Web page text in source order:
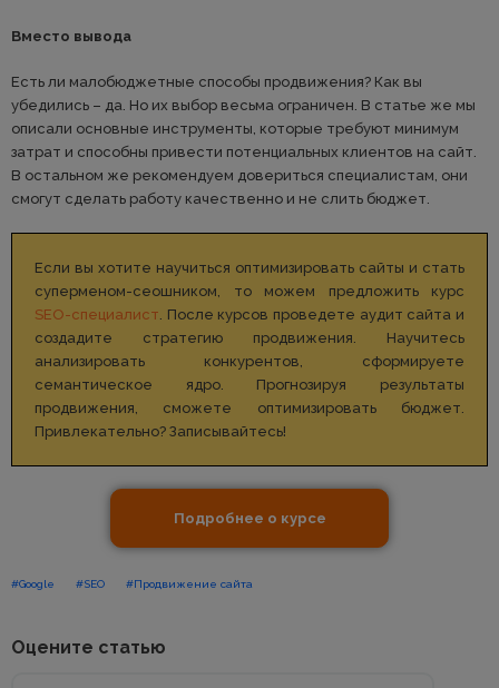
Вместо вывода
Есть ли малобюджетные способы продвижения? Как вы
убедились – да. Но их выбор весьма ограничен. В статье же мы
описали основные инструменты, которые требуют минимум
затрат и способны привести потенциальных клиентов на сайт.
В остальном же рекомендуем довериться специалистам, они
смогут сделать работу качественно и не слить бюджет.
Если вы хотите научиться оптимизировать сайты и стать
суперменом-сеошником, то можем предложить курс
SEO-специалист . После курсов проведете аудит сайта и
создадите стратегию продвижения. Научитесь
анализировать конкурентов, сформируете
семантическое ядро. Прогнозируя результаты
продвижения, сможете оптимизировать бюджет.
Привлекательно? Записывайтесь!
Подробнее о курсе
#Google #SEO #Продвижение сайта
Оцените статью